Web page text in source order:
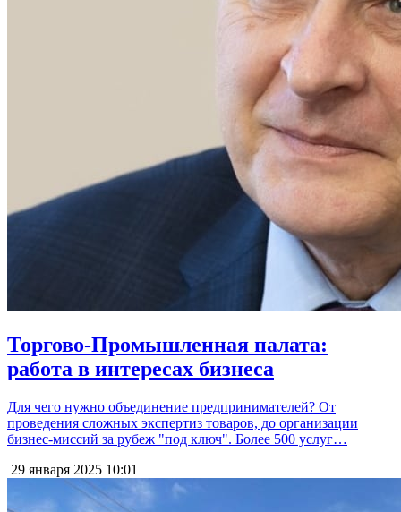
Торгово-Промышленная палата:
работа в интересах бизнеса
Для чего нужно объединение предпринимателей? От
проведения сложных экспертиз товаров, до организации
бизнес-миссий за рубеж "под ключ". Более 500 услуг…
29 января 2025 10:01